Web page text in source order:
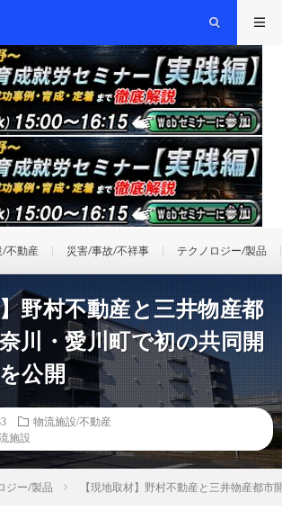
/不動産 災害/事故/不祥事 テクノロジー/製品
野村不動産と三井物産都
川・愛川町で初の共同開
公開
物流施設/不動産
施設
ジー/製品 【現地取材】野村不動産と三井物産都